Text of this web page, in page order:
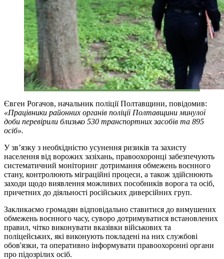
Євген Рогачов, начальник поліції Полтавщини, повідомив:
«Працівники районних органів поліції Полтавщини минулої
доби перевірили близько 530 транспортних засобів та 895
осіб».
У зв’язку з необхідністю усунення ризиків та захисту
населення від ворожих зазіхань, правоохоронці забезпечують
систематичний моніторинг дотримання обмежень воєнного
стану, контролюють міграційні процеси, а також здійснюють
заходи щодо виявлення можливих пособників ворога та осіб,
причетних до діяльності російських диверсійних груп.
Закликаємо громадян відповідально ставитися до вимушених
обмежень воєнного часу, суворо дотримуватися встановлених
правил, чітко виконувати вказівки військових та
поліцейських, які виконують покладені на них службові
обов'язки, та оперативно інформувати правоохоронні органи
про підозрілих осіб.